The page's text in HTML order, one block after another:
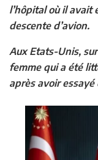
l’hôpital où il avait
descente d’avion.
Aux Etats-Unis,
femme qui a été
après avoir